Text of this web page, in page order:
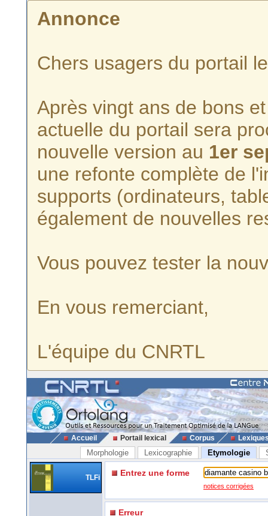
Annonce
Chers usagers du portail
Après vingt ans de bons
actuelle du portail sera
nouvelle version au 1er
une refonte complète de
supports (ordinateurs,
également de nouvelles
Vous pouvez tester la
En vous remerciant,
L'équipe du CNRTL
Accueil Portail lexical Corpus
Morphologie Lexicographie Etymologie
TLFi Entrez une forme
notices corrigées
Erreur